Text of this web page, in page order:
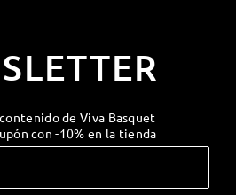
de Viva Basquet
con -10% en la tienda